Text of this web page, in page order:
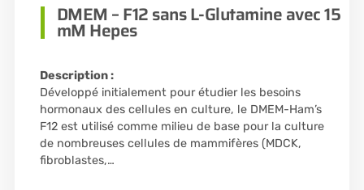
DMEM – F12 sans L-Glutamine avec 15
mM Hepes
Description :
Développé initialement pour étudier les besoins
hormonaux des cellules en culture, le DMEM-Ham’s
F12 est utilisé comme milieu de base pour la culture
de nombreuses cellules de mammifères (MDCK,
fibroblastes,…